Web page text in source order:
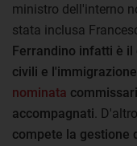
ministro dell'interno
stata inclusa
Ferrandino infatti è
civili e
nominata
accompagnati.
compete la gestione